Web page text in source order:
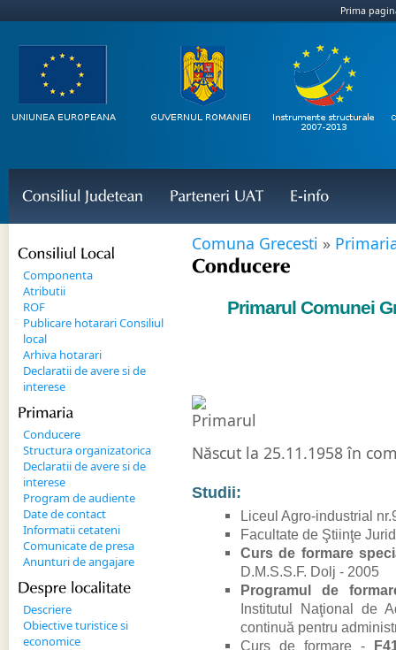
Prima
Consiliul Judetean Parteneri UAT E-info
Consiliul Local
Componenta
Atributii
ROF
Publicare hotarari Consiliul
local
Arhiva hotarari
Declaratii de avere si de
interese
Primaria
Conducere
Structura organizatorica
Declaratii de avere si de
interese
Program de audiente
Date de contact
Informatii cetateni
Comunicate de presa
Anunturi de angajare
Despre localitate
Descriere
Obiective turistice si
economice
Comuna Grecesti »
Conducere
Primarul Comunei
Născut la 25.11.1958 în
Studii:
Liceul Agro-industrial
Facultate de Ştiinţe
Curs de formare
D.M.S.S.F. Dolj - 2005
Programul de
Institutul Naţional de
continuă pentru
Curs de formare -